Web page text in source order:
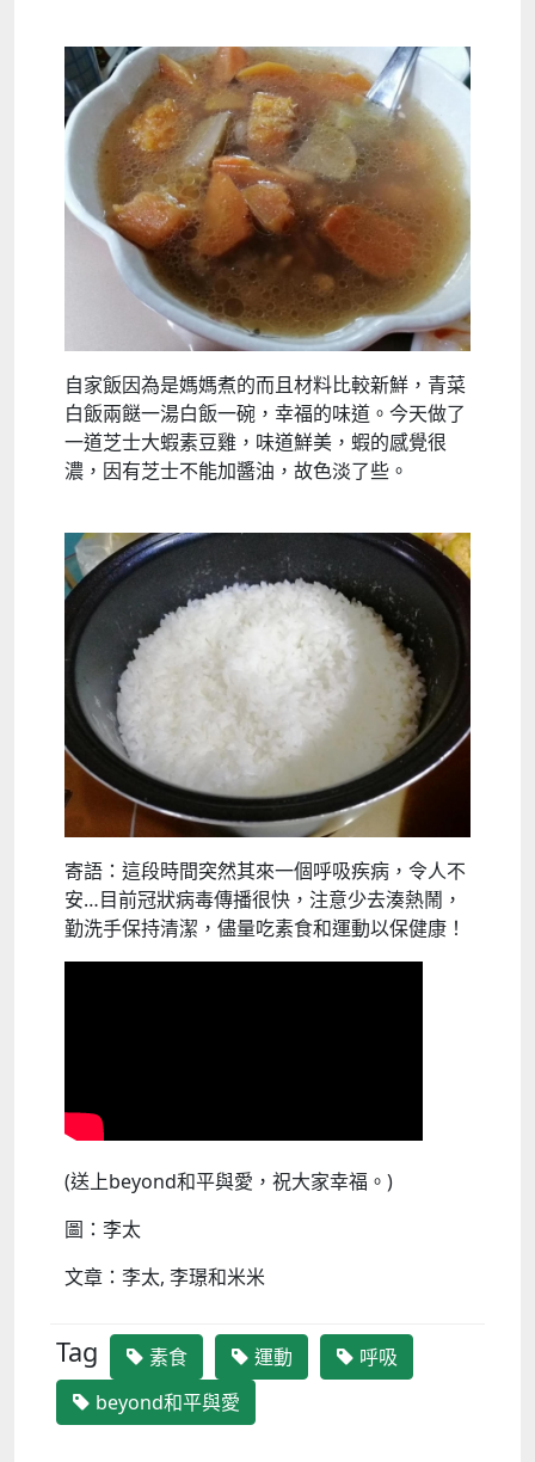
自家飯因為是媽媽煮的而且材料比較新鮮，青菜
白飯兩餸一湯白飯一碗，幸福的味道。今天做了
一道芝士大蝦素豆雞，味道鮮美，蝦的感覺很
濃，因有芝士不能加醬油，故色淡了些。
寄語：這段時間突然其來一個呼吸疾病，令人不
安…目前冠狀病毒傳播很快，注意少去湊熱鬧，
勤洗手保持清潔，儘量吃素食和運動以保健康！
(送上beyond和平與愛，祝大家幸福。)
圖：李太
文章：李太, 李璟和米米
Tag 素食 運動
呼吸
beyond和平與愛